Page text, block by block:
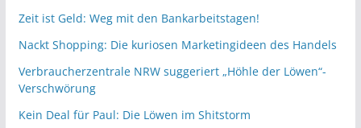
Zeit ist Geld: Weg mit den Bankarbeitstagen!
Nackt Shopping: Die kuriosen Marketingideen des Handels
Verbraucherzentrale NRW suggeriert „Höhle der Löwen“-
Verschwörung
Kein Deal für Paul: Die Löwen im Shitstorm